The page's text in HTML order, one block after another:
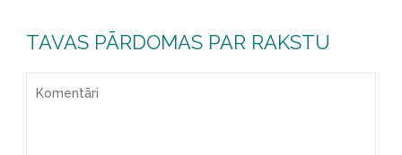
TAVAS PĀRDOMAS PAR RAKSTU